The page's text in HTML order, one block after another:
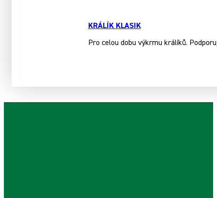
KRÁLÍK KLASIK
Pro celou dobu výkrmu králíků.